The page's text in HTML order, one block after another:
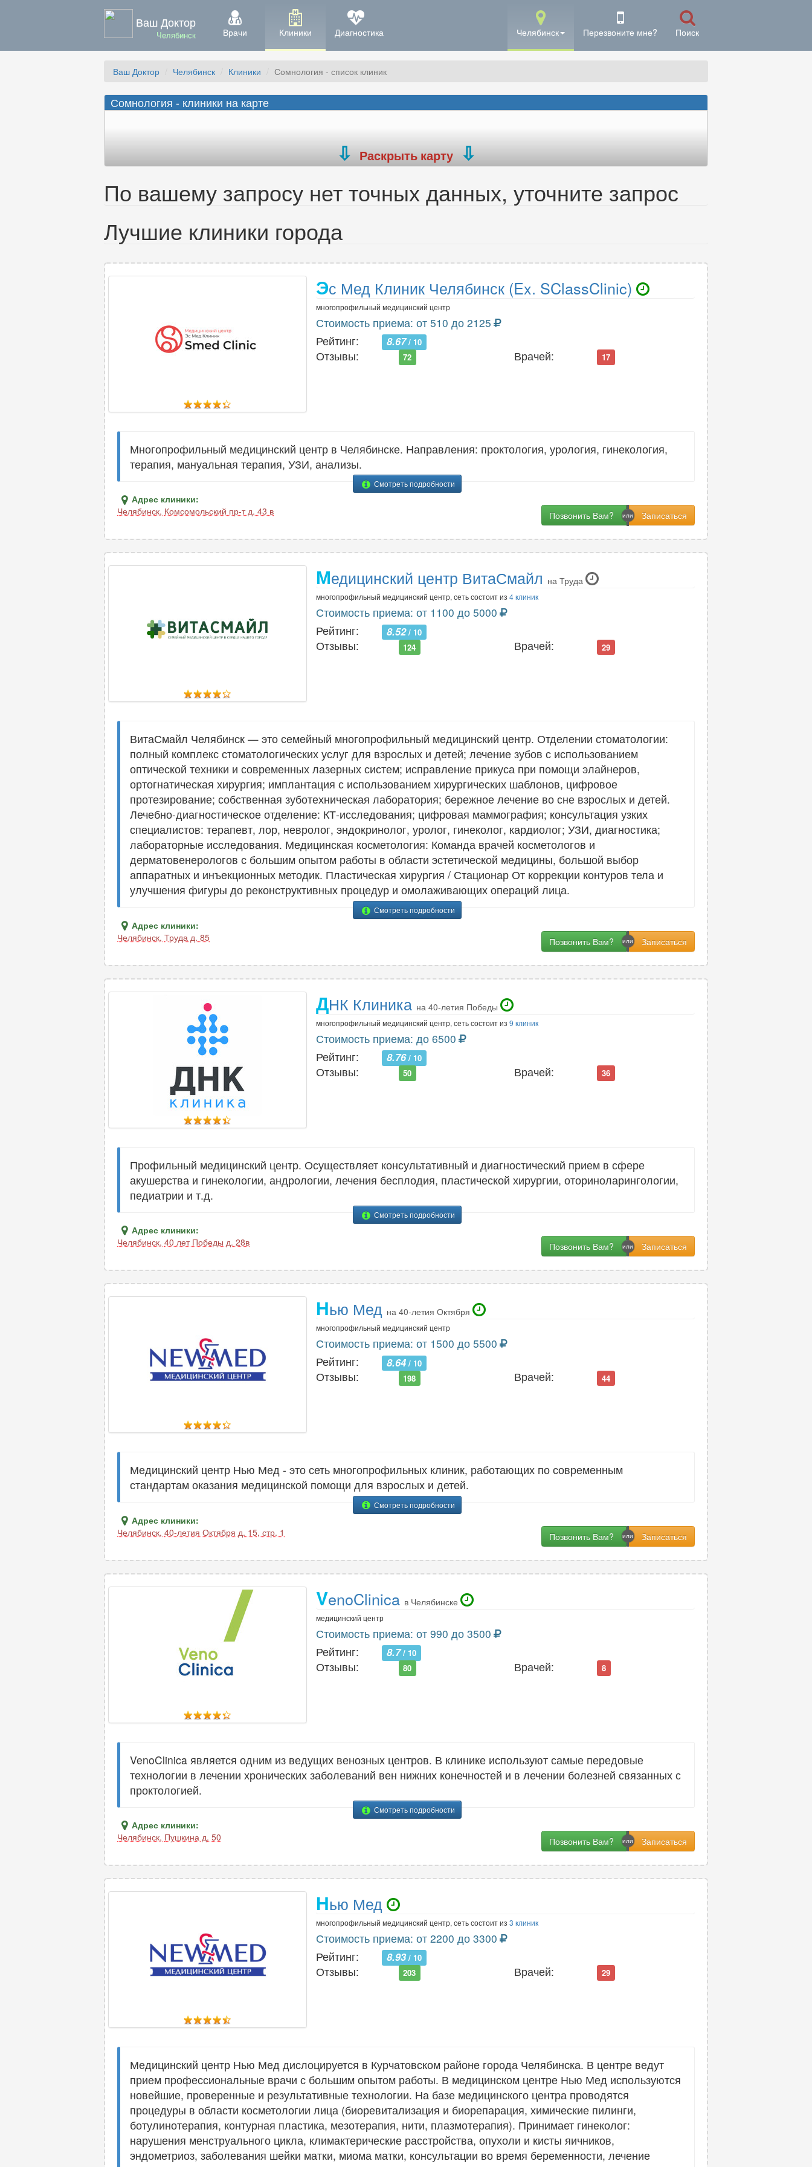
Ваш Доктор
Челябинск Врачи Клиники Диагностика Челябинск Перезвоните мне? Поиск
Ваш Доктор Челябинск Клиники Сомнология - список клиник
Сомнология - клиники на карте
Раскрыть карту
По вашему запросу нет точных данных, уточните запрос
Лучшие клиники города
Эс Мед Клиник Челябинск (Ex. SClassClinic)
многопрофильный медицинский центр
Стоимость приема: от 510 до 2125
Рейтинг:
8.67/ 10
Отзывы: 72 Врачей: 17
Многопрофильный медицинский центр в Челябинске. Направления: проктология, урология, гинекология,
терапия, мануальная терапия, УЗИ, анализы.
Смотреть подробности
Адрес клиники:
Челябинск, Комсомольский пр-т д. 43 в Позвонить Вам?
Медицинский центр ВитаСмайл на Труда
многопрофильный медицинский центр, сеть состоит из 4 клиник
Стоимость приема: от 1100 до 5000
Рейтинг:
8.52/ 10
Отзывы: 124 Врачей: 29
ВитаСмайл Челябинск — это семейный многопрофильный медицинский центр. Отделении стоматологии:
полный комплекс стоматологических услуг для взрослых и детей; лечение зубов с использованием
оптической техники и современных лазерных систем; исправление прикуса при помощи элайнеров,
ортогнатическая хирургия; имплантация с использованием хирургических шаблонов, цифровое
протезирование; собственная зуботехническая лаборатория; бережное лечение во сне взрослых и детей.
Лечебно-диагностическое отделение: КТ-исследования; цифровая маммография; консультация узких
специалистов: терапевт, лор, невролог, эндокринолог, уролог, гинеколог, кардиолог; УЗИ, диагностика;
лабораторные исследования. Медицинская косметология: Команда врачей косметологов и
дерматовенерологов с большим опытом работы в области эстетической медицины, большой выбор
аппаратных и инъекционных методик. Пластическая хирургия / Стационар От коррекции контуров тела и
улучшения фигуры до реконструктивных процедур и омолаживающих операций лица.
Смотреть подробности
Адрес клиники:
Челябинск, Труда д. 85 Позвонить Вам?
ДНК Клиника на 40-летия Победы
многопрофильный медицинский центр, сеть состоит из 9 клиник
Стоимость приема: до 6500
Рейтинг:
8.76/ 10
Отзывы: 50 Врачей: 36
Профильный медицинский центр. Осуществляет консультативный и диагностический прием в сфере
акушерства и гинекологии, андрологии, лечения бесплодия, пластической хирургии, оториноларингологии,
педиатрии и т.д.
Смотреть подробности
Адрес клиники:
Челябинск, 40 лет Победы д. 28в Позвонить Вам?
Нью Мед на 40-летия Октября
многопрофильный медицинский центр
Стоимость приема: от 1500 до 5500
Рейтинг:
8.64 / 10
Отзывы: 198 Врачей: 44
Медицинский центр Нью Мед - это сеть многопрофильных клиник, работающих по современным
стандартам оказания медицинской помощи для взрослых и детей.
Смотреть подробности
Адрес клиники:
Челябинск, 40-летия Октября д. 15, стр. 1 Позвонить Вам?
VenoClinica в Челябинске
медицинский центр
Стоимость приема: от 990 до 3500
Рейтинг:
8.7/ 10
Отзывы: 80 Врачей: 8
VenoClinica является одним из ведущих венозных центров. В клинике используют самые передовые
технологии в лечении хронических заболеваний вен нижних конечностей и в лечении болезней связанных с
проктологией.
Смотреть подробности
Адрес клиники:
Челябинск, Пушкина д. 50 Позвонить Вам?
Нью Мед
многопрофильный медицинский центр, сеть состоит из 3 клиник
Стоимость приема: от 2200 до 3300
Рейтинг:
8.93/ 10
Отзывы: 203 Врачей: 29
Медицинский центр Нью Мед дислоцируется в Курчатовском районе города Челябинска. В центре ведут
прием профессиональные врачи с большим опытом работы. В медицинском центре Нью Мед используются
новейшие, проверенные и результативные технологии. На базе медицинского центра проводятся
процедуры в области косметологии лица (биоревитализация и биорепарация, химические пилинги,
ботулинотерапия, контурная пластика, мезотерапия, нити, плазмотерапия). Принимает гинеколог:
нарушения менструального цикла, климактерические расстройства, опухоли и кисты яичников,
эндометриоз, заболевания шейки матки, миома матки, консультации во время беременности, лечение